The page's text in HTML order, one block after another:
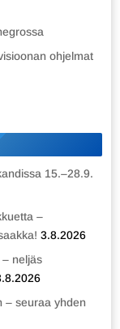
ohjelmat
15.–28.9.
–
3.8.2026
neljäs
– seuraa yhden